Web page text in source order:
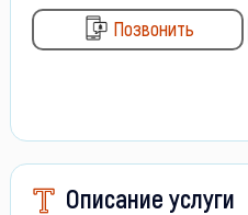
Позвонить
Описание услуги